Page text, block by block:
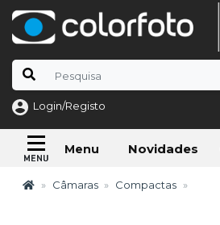
Login/Registo
Menu Novidades
Câmaras Compactas